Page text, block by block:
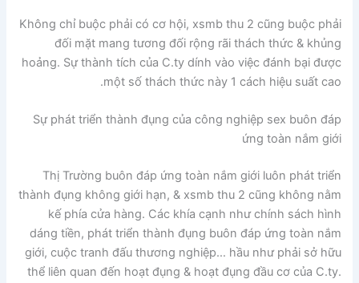
Không chỉ buộc phải có cơ hội, xsmb thu 2 cũng buộc phải
đối mặt mang tương đối rộng rãi thách thức & khủng
hoảng. Sự thành tích của C.ty dính vào việc đánh bại được
một số thách thức này 1 cách hiệu suất cao.
Sự phát triển thành đụng của công nghiệp sex buôn đáp
ứng toàn nắm giới
Thị Trường buôn đáp ứng toàn nắm giới luôn phát triển
thành đụng không giới hạn, & xsmb thu 2 cũng không nằm
kế phía cửa hàng. Các khía cạnh như chính sách hình
dáng tiền, phát triển thành đụng buôn đáp ứng toàn nắm
giới, cuộc tranh đấu thương nghiệp… hầu như phải sở hữu
thể liên quan đến hoạt đụng & hoạt đụng đầu cơ của C.ty.